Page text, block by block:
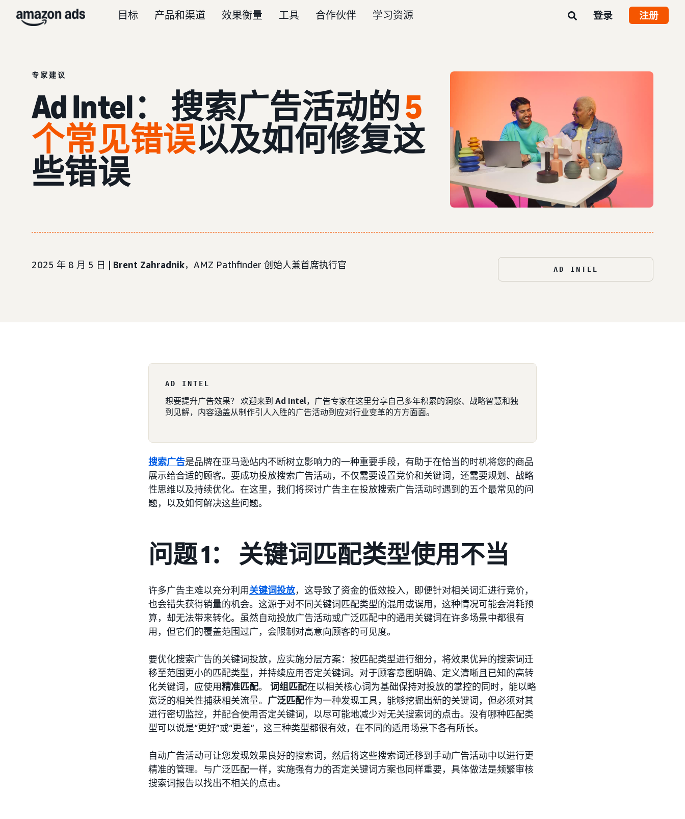
目标 产品和渠道 效果衡量 工具 合作伙伴 学习资源 登录 注册
专家建议
Ad Intel： 搜索广告活动的5
个常见错误以及如何修复这
些错误
2025 年 8 月 5 日 | Brent Zahradnik，AMZ Pathfinder 创始人兼首席执行官 AD INTEL
AD INTEL
想要提升广告效果？ 欢迎来到 Ad Intel，广告专家在这里分享自己多年积累的洞察、战略智慧和独
到见解，内容涵盖从制作引人入胜的广告活动到应对行业变革的方方面面。
搜索广告是品牌在亚马逊站内不断树立影响力的一种重要手段，有助于在恰当的时机将您的商品
展示给合适的顾客。要成功投放搜索广告活动，不仅需要设置竞价和关键词，还需要规划、战略
性思维以及持续优化。在这里，我们将探讨广告主在投放搜索广告活动时遇到的五个最常见的问
题，以及如何解决这些问题。
问题 1： 关键词匹配类型使用不当
许多广告主难以充分利用关键词投放，这导致了资金的低效投入，即便针对相关词汇进行竞价，
也会错失获得销量的机会。这源于对不同关键词匹配类型的混用或误用，这种情况可能会消耗预
算，却无法带来转化。虽然自动投放广告活动或广泛匹配中的通用关键词在许多场景中都很有
用，但它们的覆盖范围过广，会限制对高意向顾客的可见度。
要优化搜索广告的关键词投放，应实施分层方案：按匹配类型进行细分，将效果优异的搜索词迁
移至范围更小的匹配类型，并持续应用否定关键词。对于顾客意图明确、定义清晰且已知的高转
化关键词，应使用精准匹配。 词组匹配在以相关核心词为基础保持对投放的掌控的同时，能以略
宽泛的相关性捕获相关流量。 广泛匹配作为一种发现工具，能够挖掘出新的关键词，但必须对其
进行密切监控，并配合使用否定关键词，以尽可能地减少对无关搜索词的点击。没有哪种匹配类
型可以说是“更好”或“更差”，这三种类型都很有效，在不同的适用场景下各有所长。
自动广告活动可让您发现效果良好的搜索词，然后将这些搜索词迁移到手动广告活动中以进行更
精准的管理。与广泛匹配一样，实施强有力的否定关键词方案也同样重要，具体做法是频繁审核
搜索词报告以找出不相关的点击。